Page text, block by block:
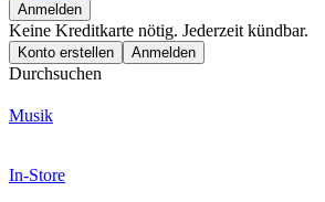
Anmelden
Keine Kreditkarte nötig. Jederzeit kündbar.
Konto erstellen Anmelden
Durchsuchen
Musik
In-Store